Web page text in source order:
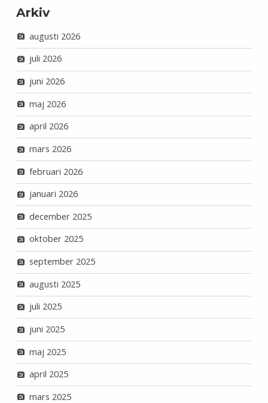
Arkiv
augusti 2026
juli 2026
juni 2026
maj 2026
april 2026
mars 2026
februari 2026
januari 2026
december 2025
oktober 2025
september 2025
augusti 2025
juli 2025
juni 2025
maj 2025
april 2025
mars 2025